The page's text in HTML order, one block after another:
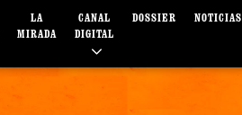
LA
MIRADA
CANAL
DIGITAL
DOSSIER NOTICIAS